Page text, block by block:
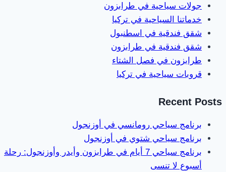
جولات سياحية في طرابزون
خدماتنا السياحية في تركيا
شقق فندقية في اسطنبول
شقق فندقية في طرابزون
طرابزون في فصل الشتاء
قروبات سياحية في تركيا
Recent Posts
برنامج سياحي رومانسي في أوزنجول
برنامج سياحي شتوي في أوزنجول
برنامج سياحي 7 أيام في طرابزون وأيدر وأوزنجول: رحلة
أسبوع لا تنسى